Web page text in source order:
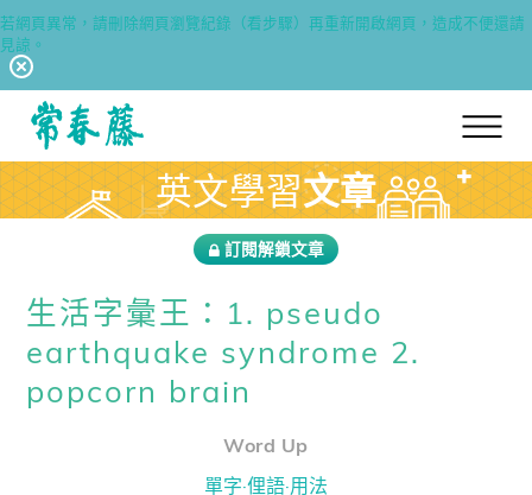
若網頁異常，請刪除網頁瀏覽紀錄（看步驟）再重新開啟網頁，造成不便還請
見諒。
回常春藤首頁 英文學習文章
訂閱解鎖文章
生活字彙王：1. pseudo
earthquake syndrome 2.
popcorn brain
Word Up
單字·俚語·用法